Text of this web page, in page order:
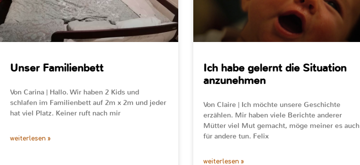
Unser Familienbett
Von Carina | Hallo. Wir haben 2 Kids und
schlafen im Familienbett auf 2m x 2m und jeder
hat viel Platz. Keiner ruft nach mir
weiterlesen »
Ich habe gelernt die Situation
anzunehmen
Von Claire | Ich möchte unsere Geschichte
erzählen. Mir haben viele Berichte anderer
Mütter viel Mut gemacht, möge meiner es auch
für andere tun. Felix
weiterlesen »